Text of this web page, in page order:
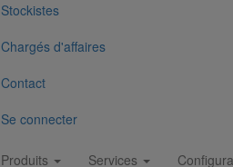
Stockistes
Chargés d'affaires
Contact
Se connecter
Main
Produits Services